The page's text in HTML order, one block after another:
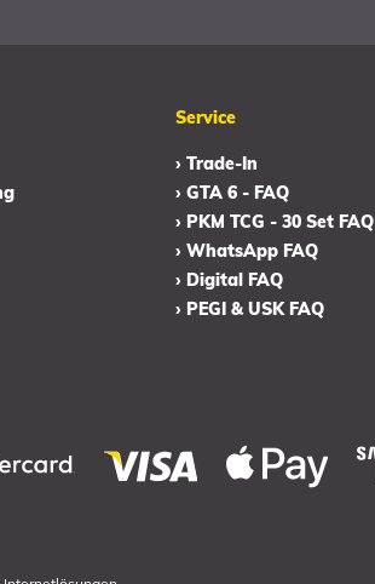
Service
› Trade-In
› GTA 6 - FAQ
› PKM TCG - 30 Set FAQ
› WhatsApp FAQ
› Digital FAQ
› PEGI & USK FAQ